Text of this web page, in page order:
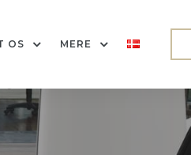
OS MERE